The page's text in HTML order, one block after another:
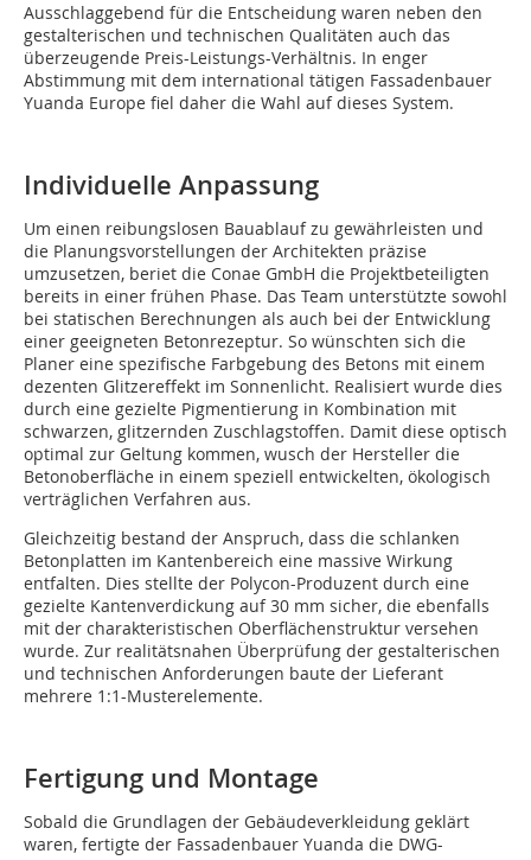
Ausschlaggebend für die Entscheidung waren neben den
gestalterischen und technischen Qualitäten auch das
überzeugende Preis-Leistungs-Verhältnis. In enger
Abstimmung mit dem international tätigen Fassadenbauer
Yuanda Europe fiel daher die Wahl auf dieses System.
Individuelle Anpassung
Um einen reibungslosen Bauablauf zu gewährleisten und
die Planungsvorstellungen der Architekten präzise
umzusetzen, beriet die Conae GmbH die Projektbeteiligten
bereits in einer frühen Phase. Das Team unterstützte sowohl
bei statischen Berechnungen als auch bei der Entwicklung
einer geeigneten Betonrezeptur. So wünschten sich die
Planer eine spezifische Farbgebung des Betons mit einem
dezenten Glitzereffekt im Sonnenlicht. Realisiert wurde dies
durch eine gezielte Pigmentierung in Kombination mit
schwarzen, glitzernden Zuschlagstoffen. Damit diese optisch
optimal zur Geltung kommen, wusch der Hersteller die
Betonoberfläche in einem speziell entwickelten, ökologisch
verträglichen Verfahren aus.
Gleichzeitig bestand der Anspruch, dass die schlanken
Betonplatten im Kantenbereich eine massive Wirkung
entfalten. Dies stellte der Polycon-Produzent durch eine
gezielte Kantenverdickung auf 30 mm sicher, die ebenfalls
mit der charakteristischen Oberflächenstruktur versehen
wurde. Zur realitätsnahen Überprüfung der gestalterischen
und technischen Anforderungen baute der Lieferant
mehrere 1:1-Musterelemente.
Fertigung und Montage
Sobald die Grundlagen der Gebäudeverkleidung geklärt
waren, fertigte der Fassadenbauer Yuanda die DWG-